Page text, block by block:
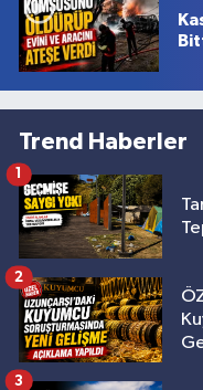
Trend Haberler
1
2
3